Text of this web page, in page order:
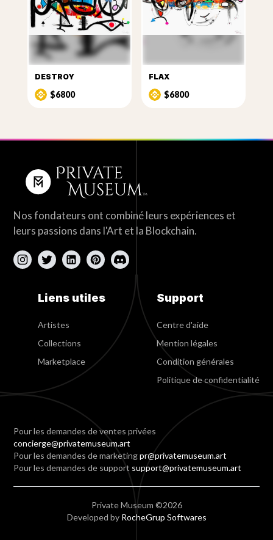
DESTROY
$6800
FLAX
$6800
Nos fondateurs ont combiné leurs expériences et
leurs passions dans l'Art et la Blockchain.
Liens utiles
Artistes
Collections
Marketplace
Support
Centre d'aide
Mention légales
Condition générales
Politique de confidentialité
Pour les demandes de ventes privées
concierge@privatemuseum.art
Pour les demandes de marketingpr@privatemuseum.art
Pour les demandes de support support@privatemuseum.art
Private Museum ©2026
Developed by RocheGrup Softwares